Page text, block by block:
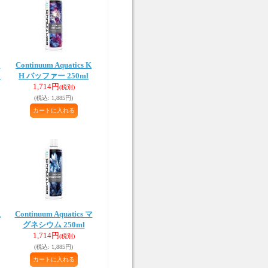
Continuum Aquatics K
H バッファー 250ml
1,714円(税別)
(税込: 1,885円)
Continuum Aquatics マ
グネシウム 250ml
1,714円(税別)
(税込: 1,885円)